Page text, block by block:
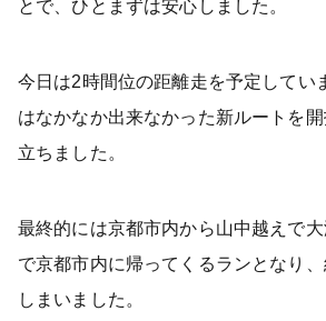
とで、ひとまずは安心しました。
今日は2時間位の距離走を予定してい
はなかなか出来なかった新ルートを
立ちました。
最終的には京都市内から山中越えで
で京都市内に帰ってくるランとなり
しまいました。